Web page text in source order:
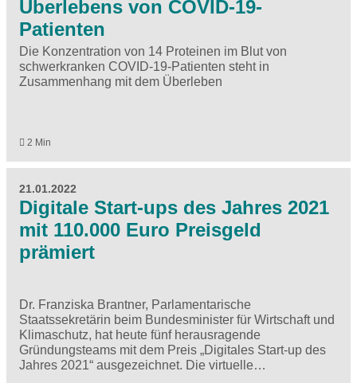
Überlebens von COVID-19-
Patienten
Die Konzentration von 14 Proteinen im Blut von
schwerkranken COVID-19-Patienten steht in
Zusammenhang mit dem Überleben
2 Min
21.01.2022
Digitale Start-ups des Jahres 2021
mit 110.000 Euro Preisgeld
prämiert
Dr. Franziska Brantner, Parlamentarische
Staatssekretärin beim Bundesminister für Wirtschaft und
Klimaschutz, hat heute fünf herausragende
Gründungsteams mit dem Preis „Digitales Start-up des
Jahres 2021“ ausgezeichnet. Die virtuelle…